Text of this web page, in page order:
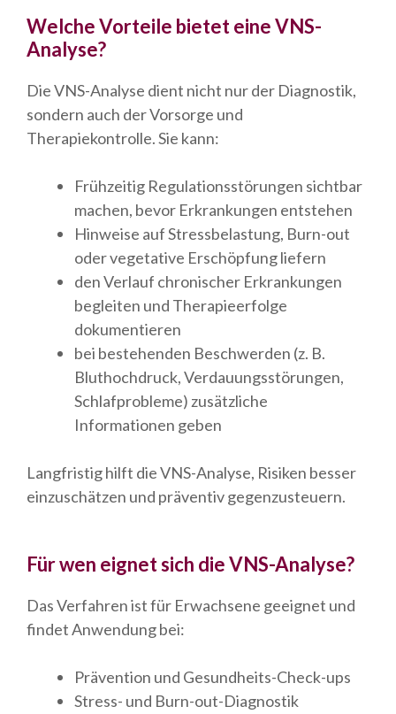
Welche Vorteile bietet eine VNS-
Analyse?
Die VNS-Analyse dient nicht nur der Diagnostik,
sondern auch der Vorsorge und
Therapiekontrolle. Sie kann:
Frühzeitig Regulationsstörungen sichtbar
machen, bevor Erkrankungen entstehen
Hinweise auf Stressbelastung, Burn-out
oder vegetative Erschöpfung liefern
den Verlauf chronischer Erkrankungen
begleiten und Therapieerfolge
dokumentieren
bei bestehenden Beschwerden (z. B.
Bluthochdruck, Verdauungsstörungen,
Schlafprobleme) zusätzliche
Informationen geben
Langfristig hilft die VNS-Analyse, Risiken besser
einzuschätzen und präventiv gegenzusteuern.
Für wen eignet sich die VNS-Analyse?
Das Verfahren ist für Erwachsene geeignet und
findet Anwendung bei:
Prävention und Gesundheits-Check-ups
Stress- und Burn-out-Diagnostik